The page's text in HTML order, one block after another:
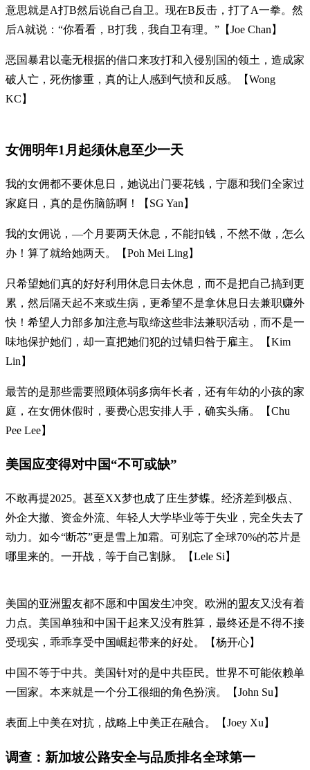
意思就是A打B然后说自己自卫。现在B反击，打了A一拳。然
后A就说：“你看看，B打我，我自卫有理。”【Joe Chan】
恶国暴君以毫无根据的借口来攻打和入侵别国的领土，造成家
破人亡，死伤惨重，真的让人感到气愤和反感。【Wong
KC】
女佣明年1月起须休息至少一天
我的女佣都不要休息日，她说出门要花钱，宁愿和我们全家过
家庭日，真的是伤脑筋啊！【SG Yan】
我的女佣说，—个月要两天休息，不能扣钱，不然不做，怎么
办！算了就给她两天。【Poh Mei Ling】
只希望她们真的好好利用休息日去休息，而不是把自己搞到更
累，然后隔天起不来或生病，更希望不是拿休息日去兼职赚外
快！希望人力部多加注意与取缔这些非法兼职活动，而不是一
味地保护她们，却一直把她们犯的过错归咎于雇主。【Kim
Lin】
最苦的是那些需要照顾体弱多病年长者，还有年幼的小孩的家
庭，在女佣休假时，要费心思安排人手，确实头痛。【Chu
Pee Lee】
美国应变得对中国“不可或缺”
不敢再提2025。甚至XX梦也成了庄生梦蝶。经济差到极点、
外企大撤、资金外流、年轻人大学毕业等于失业，完全失去了
动力。如今“断芯”更是雪上加霜。可别忘了全球70%的芯片是
哪里来的。一开战，等于自己割脉。【Lele Si】
美国的亚洲盟友都不愿和中国发生冲突。欧洲的盟友又没有着
力点。美国单独和中国干起来又没有胜算，最终还是不得不接
受现实，乖乖享受中国崛起带来的好处。【杨开心】
中国不等于中共。美国针对的是中共臣民。世界不可能依赖单
一国家。本来就是一个分工很细的角色扮演。【John Su】
表面上中美在对抗，战略上中美正在融合。【Joey Xu】
调查：新加坡公路安全与品质排名全球第一